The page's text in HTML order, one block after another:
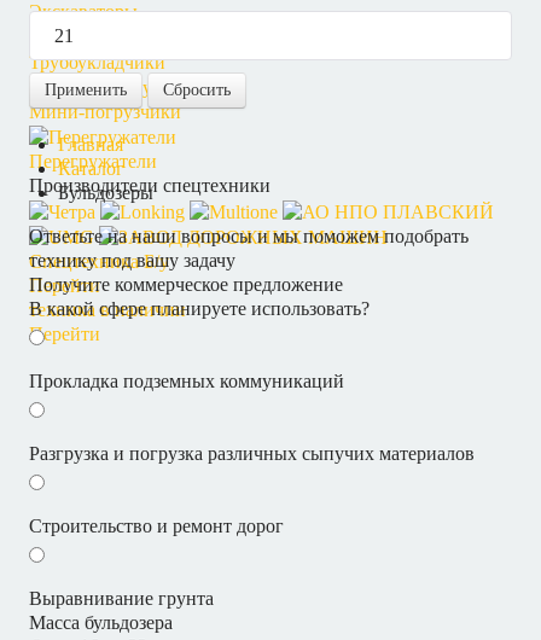
Экскаваторы
Трубоукладчики
Мини-погрузчики
Перегружатели
Производители спецтехники
Спецтехника Б/у
Перейти
техника в наличии
Перейти
Применить Сбросить
Главная
Каталог
Бульдозеры
Ответьте на наши вопросы и мы поможем подобрать
технику под вашу задачу
Получите коммерческое предложение
В какой сфере планируете использовать?
Прокладка подземных коммуникаций
Разгрузка и погрузка различных сыпучих материалов
Строительство и ремонт дорог
Выравнивание грунта
Масса бульдозера